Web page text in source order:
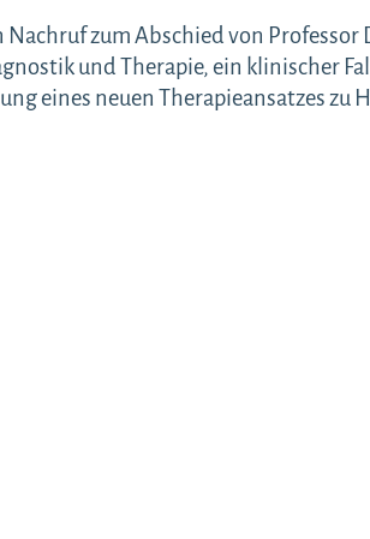
zum Abschied von Professor
und Therapie, ein klinischer
eines neuen Therapieansatzes zu